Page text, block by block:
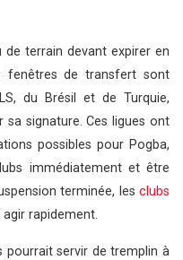
de terrain devant expirer en
fenêtres de transfert sont
du Brésil et de Turquie,
signature. Ces ligues ont
possibles pour Pogba,
immédiatement et être
terminée, les clubs
rapidement.
pourrait servir de tremplin à